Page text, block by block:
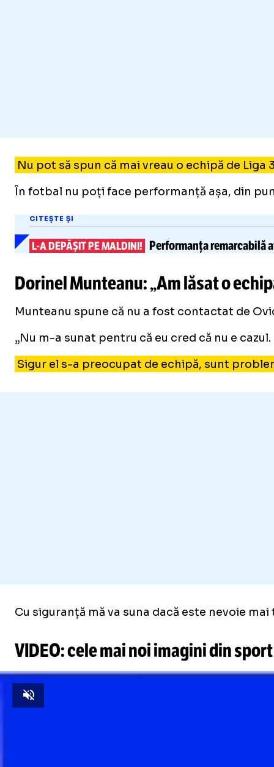
Nu pot să spun că mai vreau o echipă de
În fotbal nu poți face performanță așa, din
CITEȘTE ȘI
L-ADEPĂȘIT PE MALDINI! Performanța remarcabilă
Dorinel Munteanu: „Am lăsat o
Munteanu spune că nu a fost contactat de
„Nu m-a sunat pentru că eu cred că nu e
Sigur el s-a preocupat de echipă, sunt
Cu siguranță mă va suna dacă este nevoie
VIDEO: cele mai noi imagini din sport
Unmute